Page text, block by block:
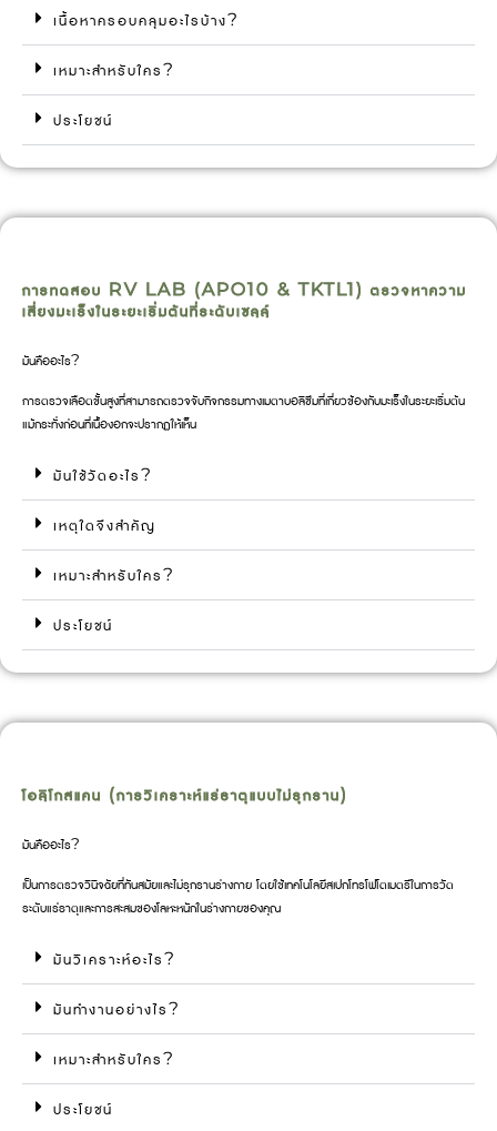
เนื้อหาครอบคลุมอะไรบ้าง?
เหมาะสำหรับใคร?
ประโยชน์
การทดสอบ RV LAB (APO10 & TKTL1) ตรวจหาความ
เสี่ยงมะเร็งในระยะเริ่มต้นที่ระดับเซลล์
มันคืออะไร?
การตรวจเลือดขั้นสูงที่สามารถตรวจจับกิจกรรมทางเมตาบอลิซึมที่เกี่ยวข้องกับมะเร็งในระยะเริ่มต้น
แม้กระทั่งก่อนที่เนื้องอกจะปรากฏให้เห็น
มันใช้วัดอะไร?
เหตุใดจึงสำคัญ
เหมาะสำหรับใคร?
ประโยชน์
โอลิโกสแคน (การวิเคราะห์แร่ธาตุแบบไม่รุกราน)
มันคืออะไร?
เป็นการตรวจวินิจฉัยที่ทันสมัยและไม่รุกรานร่างกาย โดยใช้เทคโนโลยีสเปกโทรโฟโตเมตรีในการวัด
ระดับแร่ธาตุและการสะสมของโลหะหนักในร่างกายของคุณ
มันวิเคราะห์อะไร?
มันทำงานอย่างไร?
เหมาะสำหรับใคร?
ประโยชน์